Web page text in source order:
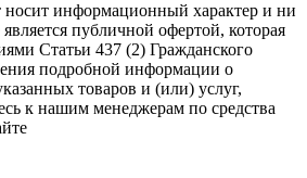
носит информационный характер и ни
публичной офертой, которая
Статьи 437 (2) Гражданского
подробной информации о
товаров и (или) услуг,
к нашим менеджерам по средства